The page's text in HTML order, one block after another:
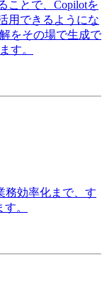
ことで、Copilotを
用できるようにな
をその場で生成で
す。
務効率化まで、す
。